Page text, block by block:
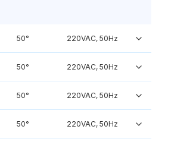
50° 220VAC, 50Hz
50° 220VAC, 50Hz
50° 220VAC, 50Hz
50° 220VAC, 50Hz